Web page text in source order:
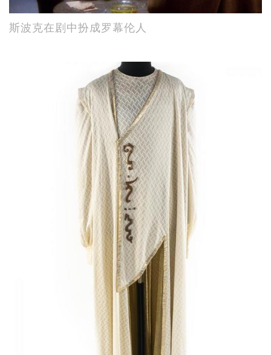
斯波克在剧中扮成罗幕伦人